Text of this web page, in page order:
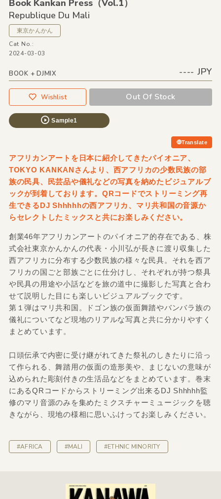
Book Kankan Press（Vol.1）
Republique Du Mali
東京かんかん
Cat No.:
2024-03-03
BOOK + DJMIX ---- JPY
Wishlist Out Of Stock
Sample1
Translate
アフリカンアートを日本に紹介してきたパイオニア、
TOKYO KANKANさんより、西アフリカの少数民族の部
族の民具、民芸品や儀礼などの写真を納めたビジュアルブ
ックが到着しております。QRコードでストリーミング再
生できるDJ Shhhhhの西アフリカ、マリ共和国の音源か
らセレクトしたミックスと共にお楽しみください。
創業46年アフリカンアートのパイオニア的存在である、株
式会社東京かんかんの代表・小川弘が長きに渡り収集した
西アフリカに分布する少数民族の様々な民具。それを西ア
フリカの国ごと部族ごとに仕分けし、それぞれが持つ祭具
や民具の用途や小話などを旅の道中に撮影した写真と合わ
せて説明した目にも楽しいビジュアルブックです。
第１弾はマリ共和国。ドゴン族の仮面舞踏やバンバラ族の
儀礼についてなど現地のリアルな写真と共に分かりやすく
まとめています。
口頭伝承で内密に受け継がれてきた祭礼のしきたりに沿っ
て作られる、舞踏用の仮面の造形美や、まじないの意味が
込められた彫刻付きの生活品などをまとめています。巻末
にあるQRコードからストリーミング出来るDJ Shhhhh監
修のマリ音源のみを集めたミクスチャーミュージックを聴
きながら、現地の様相に思いふけってお楽しみください。
#AFRICA #MALI #ETHNIC MINORITY